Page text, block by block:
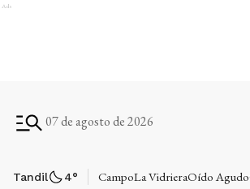
Ads
07 de agosto de 2026
Tandil 4° CampoLa VidrieraOído Agudo